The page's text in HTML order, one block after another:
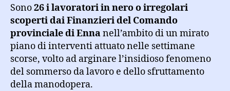
Sono26 i lavoratori in nero o irregolari
scoperti dai Finanzieri del Comando
provinciale di Ennanell’ambito di un mirato
piano di interventi attuato nelle settimane
scorse, volto ad arginare l’insidioso fenomeno
del sommerso da lavoro e dello sfruttamento
della manodopera.